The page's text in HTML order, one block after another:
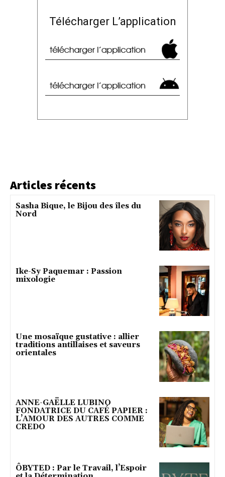
Télécharger L’application
Articles récents
Sasha Bique, le Bijou des îles du
Nord
Ike-Sy Paquemar : Passion
mixologie
Une mosaïque gustative : allier
traditions antillaises et saveurs
orientales
ANNE-GAËLLE LUBINO
FONDATRICE DU CAFÉ PAPIER :
L’AMOUR DES AUTRES COMME
CREDO
ÔBYTED : Par le Travail, l’Espoir